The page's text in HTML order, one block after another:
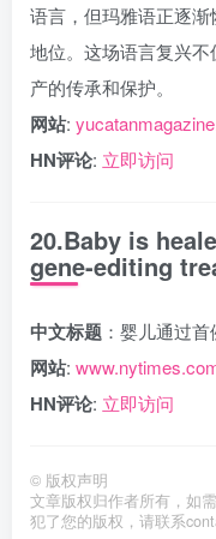
语言，但玛雅语正逐
地位。这场语言复兴
产的传承和保护。
网站:
HN评论: 立即访问
20.Baby is
gene-editing
中文标题 ：婴儿通过
网站:
HN评论: 立即访问
© 版权声明
文章版权归作者所有，如
犯了您的版权，请联系